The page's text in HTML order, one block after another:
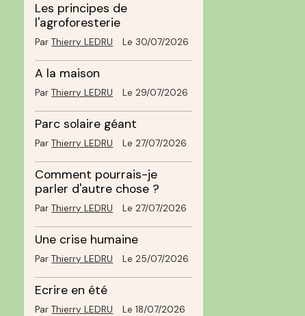
Les principes de
l'agroforesterie
ParThierry LEDRU Le 30/07/2026
A la maison
ParThierry LEDRU Le 29/07/2026
Parc solaire géant
ParThierry LEDRU Le 27/07/2026
Comment pourrais-je
parler d'autre chose ?
ParThierry LEDRU Le 27/07/2026
Une crise humaine
ParThierry LEDRU Le 25/07/2026
Ecrire en été
ParThierry LEDRU Le 18/07/2026